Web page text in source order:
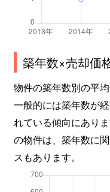
築年数×売却価
物件の築年数別の平
一般的には築年数が
れている傾向にあり
の物件は、築年数に
スもあります。